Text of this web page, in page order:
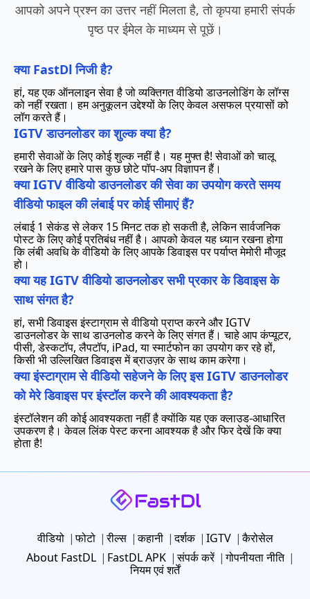
आपको अपने प्रश्न का उत्तर नहीं मिलता है, तो कृपया हमारी संपर्क
पृष्ठ पर ईमेल के माध्यम से पूछें।
क्या FastDl निजी है?
हां, यह एक ऑनलाइन सेवा है जो व्यक्तिगत वीडियो डाउनलोडिंग के लॉग्स
को नहीं रखता। हम अनुकूलन उद्देश्यों के लिए केवल असफल प्रयासों को
लॉग करते हैं।
IGTV डाउनलोडर का शुल्क क्या है?
हमारी सेवाओं के लिए कोई शुल्क नहीं है। यह मुफ्त है! सेवाओं को चालू
रखने के लिए हमारे पास कुछ छोटे पॉप-अप विज्ञापन हैं।
क्या IGTV वीडियो डाउनलोडर की सेवा का उपयोग करते समय
वीडियो फाइल की लंबाई पर कोई सीमाएं हैं?
लंबाई 1 सेकंड से लेकर 15 मिनट तक हो सकती है, लेकिन सार्वजनिक
पोस्ट के लिए कोई प्रतिबंध नहीं है। आपको केवल यह ध्यान रखना होगा
कि लंबी अवधि के वीडियो के लिए आपके डिवाइस पर पर्याप्त मेमोरी मौजूद
हो।
क्या यह IGTV वीडियो डाउनलोडर सभी प्रकार के डिवाइस के
साथ संगत है?
हां, सभी डिवाइस इंस्टाग्राम से वीडियो प्राप्त करने और IGTV
डाउनलोडर के साथ डाउनलोड करने के लिए संगत हैं। चाहे आप कंप्यूटर,
पीसी, डेस्कटॉप, लैपटॉप, iPad, या स्मार्टफोन का उपयोग कर रहे हों,
किसी भी उल्लिखित डिवाइस में ब्राउज़र के साथ काम करेगा।
क्या इंस्टाग्राम से वीडियो सहेजने के लिए इस IGTV डाउनलोडर
को मेरे डिवाइस पर इंस्टॉल करने की आवश्यकता है?
इंस्टॉलेशन की कोई आवश्यकता नहीं है क्योंकि यह एक क्लाउड-आधारित
उपकरण है। केवल लिंक पेस्ट करना आवश्यक है और फिर देखें कि क्या
होता है!
वीडियो फोटो रील्स कहानी दर्शक IGTV
कैरोसेल
About FastDL
FastDL APK संपर्क करें
गोपनीयता नीति
नियम एवं शर्तें